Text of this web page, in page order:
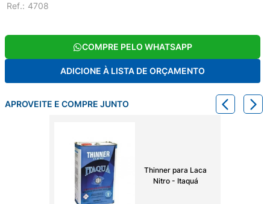
: 4708
COMPRE PELO WHATSAPP
ADICIONE À LISTA DE ORÇAMENTO
APROVEITE E COMPRE JUNTO
Thinner para Laca
Nitro - Itaquá